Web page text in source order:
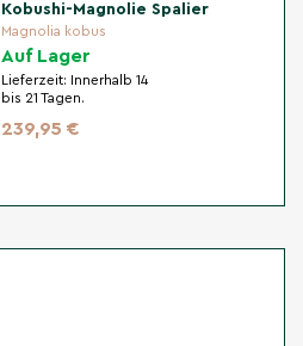
Kobushi-Magnolie Spalier
Magnolia kobus
Auf Lager
Lieferzeit:
Innerhalb 14
bis 21 Tagen.
239,95 €